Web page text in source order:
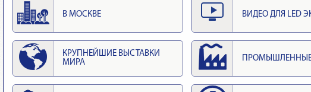
В МОСКВЕ ВИДЕО ДЛЯ LED
КРУПНЕЙШИЕ ВЫСТАВКИ
МИРА